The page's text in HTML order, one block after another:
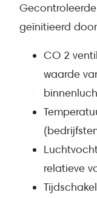
geïnitieerd
CO 2
waarde
relatieve